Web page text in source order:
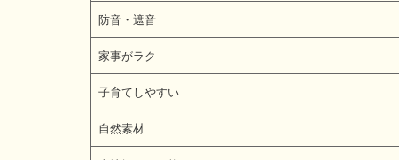
防音・遮音
家事がラク
子育てしやすい
自然素材